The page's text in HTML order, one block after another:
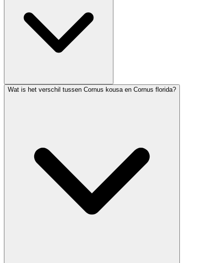
Wat is het verschil tussen Cornus kousa en Cornus florida?